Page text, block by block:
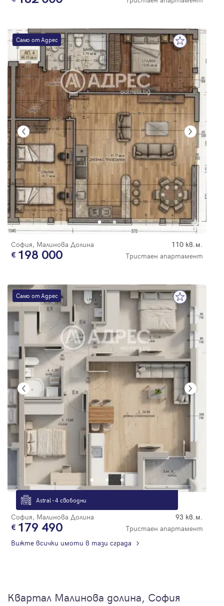
Само от Адрес
София, Малинова Долина 110 кв.м.
198 000 Тристаен апартамент
Само от Адрес
Astral - 4 свободни
София, Малинова Долина 93 кв.м.
179 490
Тристаен апартамент
Вижте всички имоти в тази сграда
Квартал Малинова долина, София